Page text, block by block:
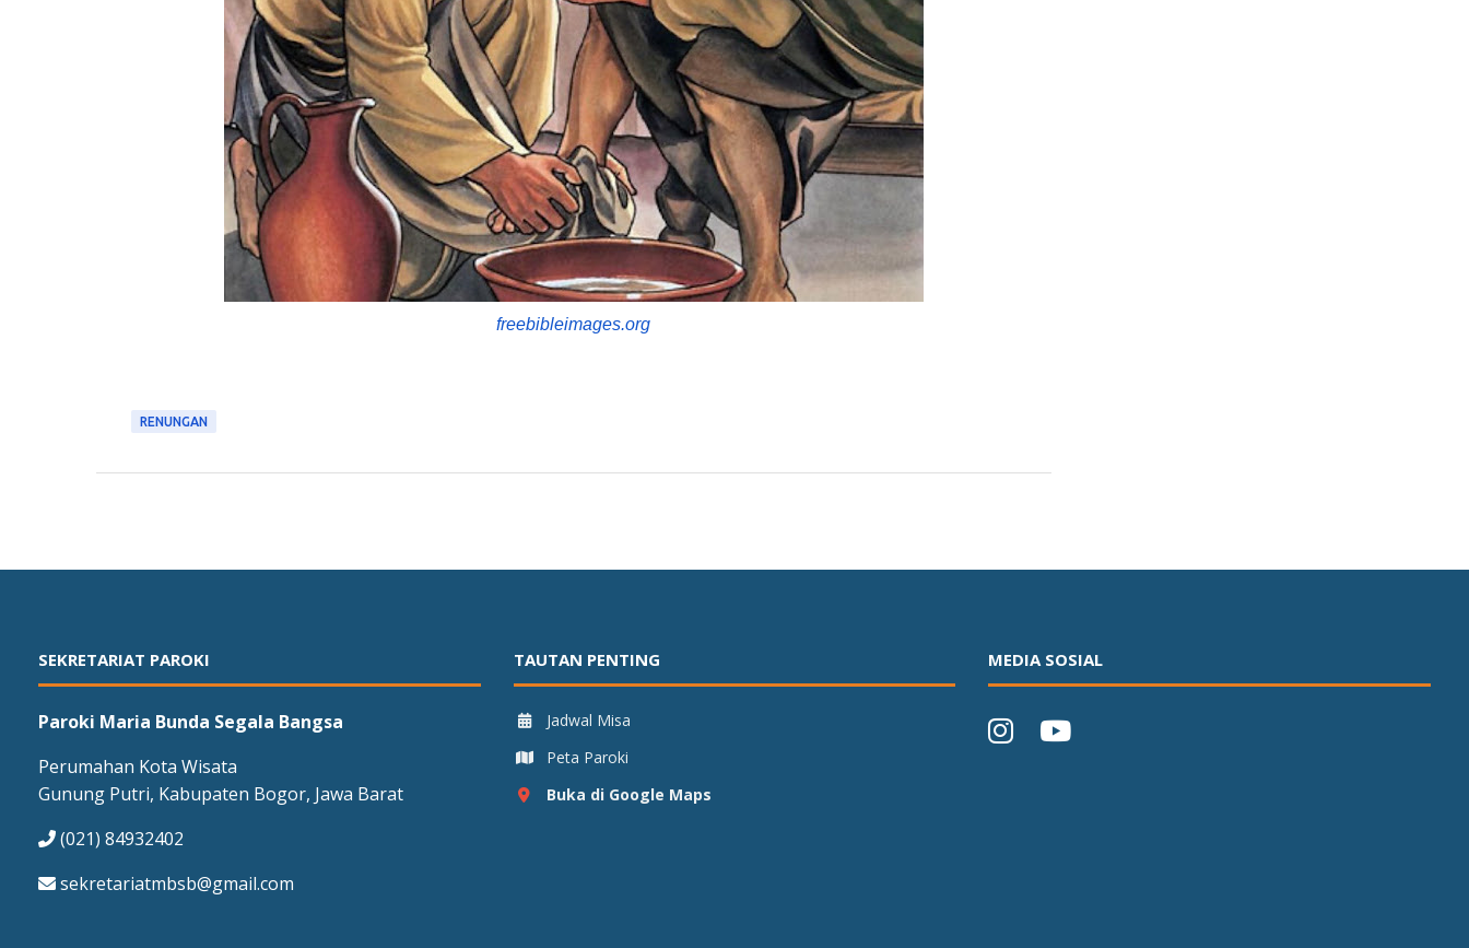
freebibleimages.org
RENUNGAN
SEKRETARIAT PAROKI
Paroki Maria Bunda Segala Bangsa
Perumahan Kota Wisata
Gunung Putri, Kabupaten Bogor, Jawa Barat
(021) 84932402
sekretariatmbsb@gmail.com
TAUTAN PENTING
Jadwal Misa
Peta Paroki
Buka di Google Maps
MEDIA SOSIAL